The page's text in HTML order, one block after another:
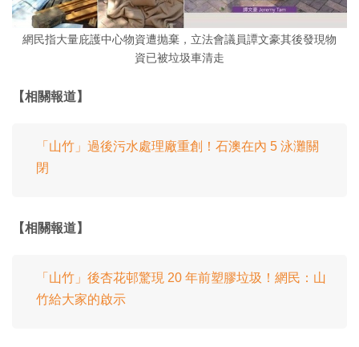
網民指大量庇護中心物資遭抛棄，立法會議員譚文豪其後發現物
資已被垃圾車清走
【相關報道】
「山竹」過後污水處理廠重創！石澳在內 5 泳灘關
閉
【相關報道】
「山竹」後杏花邨驚現 20 年前塑膠垃圾！網民：山
竹給大家的啟示